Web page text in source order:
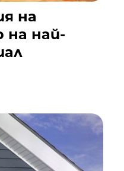
на
на най-